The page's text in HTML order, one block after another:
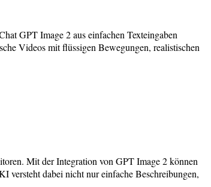
GPT Image 2 aus einfachen Texteingaben
Videos mit flüssigen Bewegungen, realistischen
Mit der Integration von GPT Image 2 können
versteht dabei nicht nur einfache Beschreibungen,